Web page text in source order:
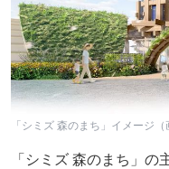
「シミズ 森のまち」イメージ
「シミズ 森のまち」の